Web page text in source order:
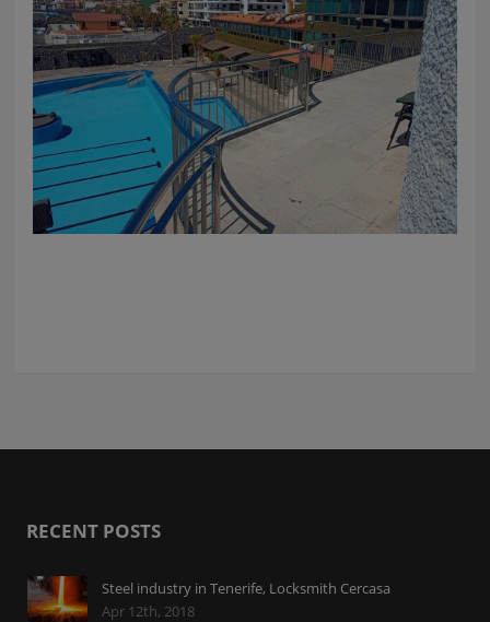
RECENT POSTS
Steel industry in Tenerife, Locksmith Cercasa
Apr 12th, 2018